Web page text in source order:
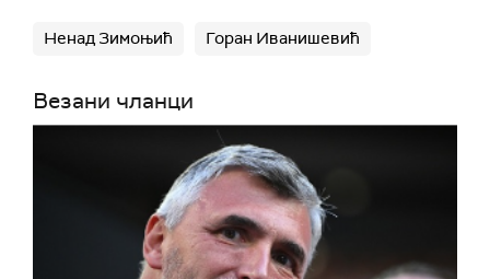
Ненад Зимоњић Горан Иванишевић
Везани чланци